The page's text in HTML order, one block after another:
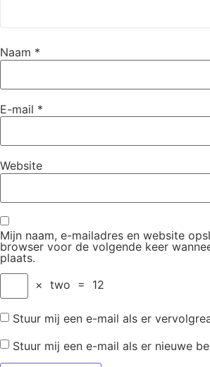
Naam *
E-mail *
Website
Mijn naam, e-mailadres en website
browser voor de volgende keer
plaats.
× two = 12
Stuur mij een e-mail als er
Stuur mij een e-mail als er nieuwe